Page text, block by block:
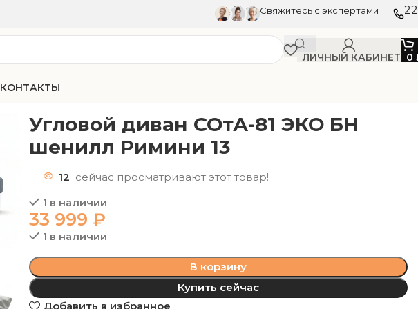
Свяжитесь с экспертами
ЛИЧНЫЙ КАБИНЕТ 0
КОНТАКТЫ
Угловой диван СОтА-81 ЭКО БН
шенилл Римини 13
12 сейчас просматривают этот товар!
1 в наличии
33 999₽
1 в наличии
В корзину
Купить сейчас
Добавить в избранное